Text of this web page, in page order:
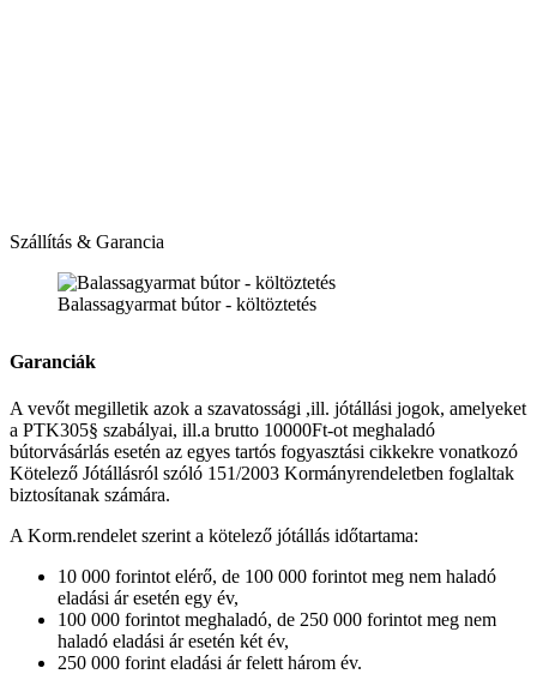
Szállítás & Garancia
Balassagyarmat bútor - költöztetés
Garanciák
A vevőt megilletik azok a szavatossági ,ill. jótállási jogok, amelyeket
a PTK305§ szabályai, ill.a brutto 10000Ft-ot meghaladó
bútorvásárlás esetén az egyes tartós fogyasztási cikkekre vonatkozó
Kötelező Jótállásról szóló 151/2003 Kormányrendeletben foglaltak
biztosítanak számára.
A Korm.rendelet szerint a kötelező jótállás időtartama:
10 000 forintot elérő, de 100 000 forintot meg nem haladó
eladási ár esetén egy év,
100 000 forintot meghaladó, de 250 000 forintot meg nem
haladó eladási ár esetén két év,
250 000 forint eladási ár felett három év.